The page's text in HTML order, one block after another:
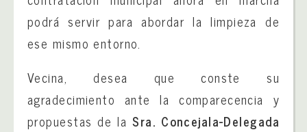
podrá servir para abordar la limpieza de
ese mismo entorno.
Vecina, desea que conste su
agradecimiento ante la comparecencia y
propuestas de laSra. Concejala-Delegada